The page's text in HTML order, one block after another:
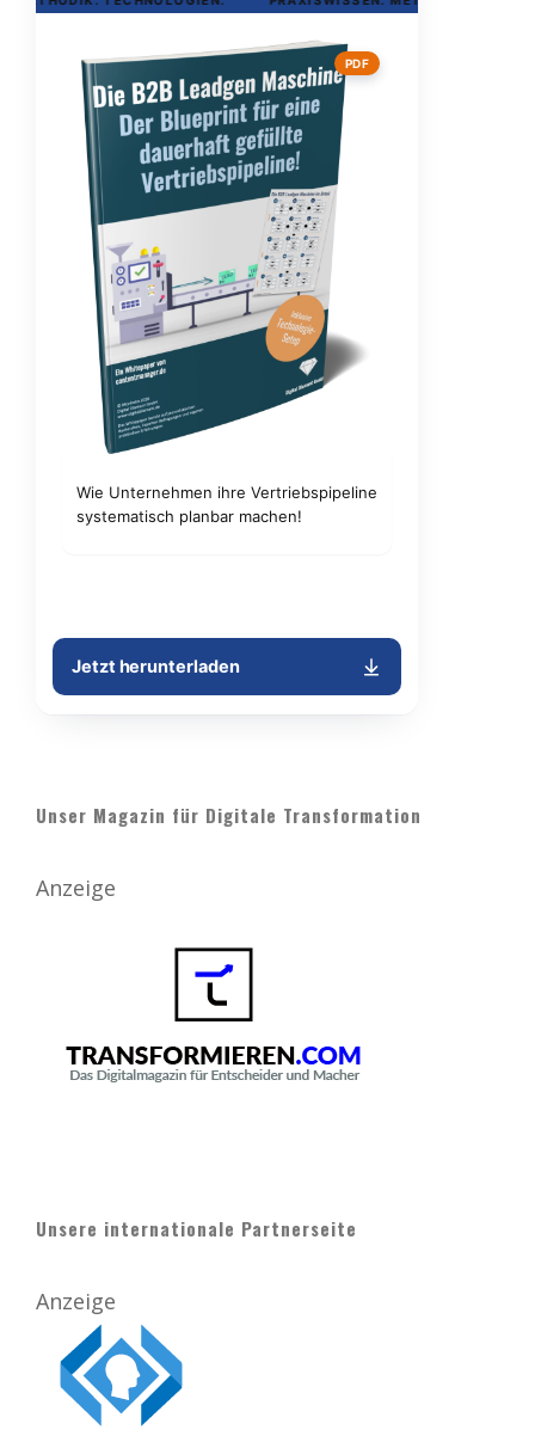
Unser Magazin für Digitale Transformation
Anzeige
Unsere internationale Partnerseite
Anzeige